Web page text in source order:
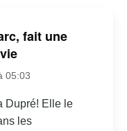
fait une
05:03
Dupré! Elle le
les